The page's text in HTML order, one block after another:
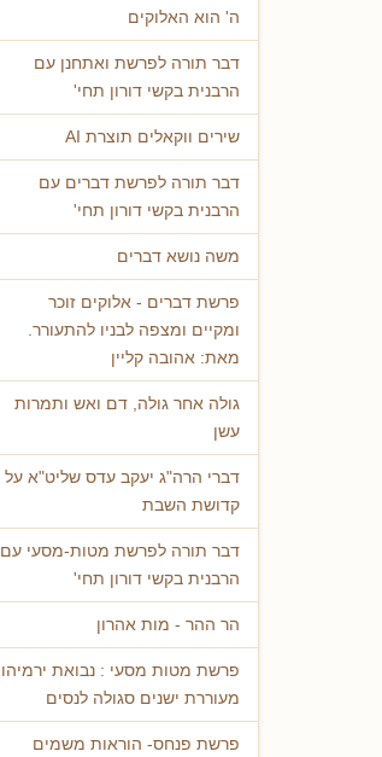
ה' הוא האלוקים
דבר תורה לפרשת ואתחנן עם
הרבנית בקשי דורון תחי'
שירים ווקאלים תוצרת AI
דבר תורה לפרשת דברים עם
הרבנית בקשי דורון תחי'
משה נושא דברים
פרשת דברים - אלוקים זוכר
ומקיים ומצפה לבניו להתעורר.
מאת: אהובה קליין
גולה אחר גולה, דם ואש ותמרות
עשן
דברי הרה"ג יעקב עדס שליט"א על
קדושת השבת
דבר תורה לפרשת מטות-מסעי עם
הרבנית בקשי דורון תחי'
הר ההר - מות אהרון
פרשת מטות מסעי : נבואת ירמיהו
מעוררת ישנים סגולה לנסים
פרשת פנחס- הוראות משמים